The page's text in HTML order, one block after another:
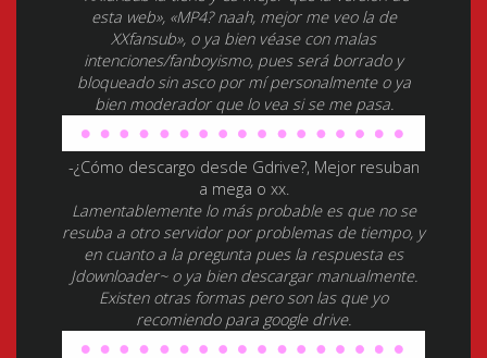
esta web», «MP4? naah, mejor me veo la de
XXfansub», o ya bien véase con malas
intenciones/fanboyismo, pues será borrado y
bloqueado sin asco por mí personalmente o ya
bien moderador que lo vea si se me pasa.
-¿Cómo descargo desde Gdrive?, Mejor resuban
a mega o xx.
Lamentablemente lo más probable es que no se
resuba a otro servidor por problemas de tiempo, y
en cuanto a la pregunta pues la respuesta es
Jdownloader~ o ya bien descargar manualmente.
Existen otras formas pero son las que yo
recomiendo para google drive.